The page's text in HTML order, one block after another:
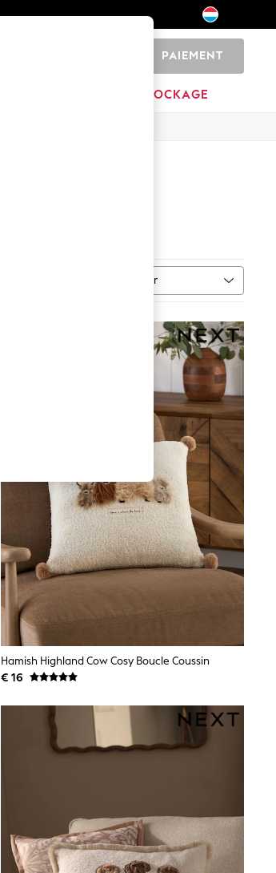
PAIEMENT
DÉSTOCKAGE
Trier
Hamish Highland Cow Cosy Boucle Coussin
€ 16